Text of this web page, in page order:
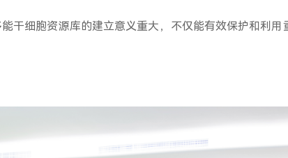
干细胞资源库的建立意义重大，不仅能有效保护和利